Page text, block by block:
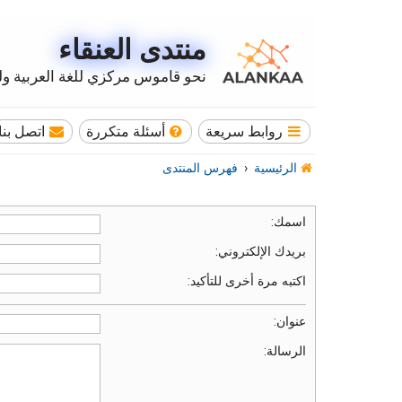
منتدى العنقاء
نحو قاموس مركزي للغة العربية
روابط سريعة أسئلة متكررة اتصل بنا
الرئيسية فهرس المنتدى
اسمك:
بريدك الإلكتروني:
اكتبه مرة أخرى للتأكيد:
عنوان:
الرسالة: